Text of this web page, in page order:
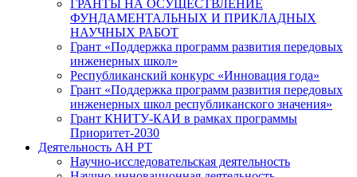
ГРАНТЫ НА ОСУЩЕСТВЛЕНИЕ
ФУНДАМЕНТАЛЬНЫХ И ПРИКЛАДНЫХ
НАУЧНЫХ РАБОТ
Грант «Поддержка программ развития передовых
инженерных школ»
Республиканский конкурс «Инновация года»
Грант «Поддержка программ развития передовых
инженерных школ республиканского значения»
Грант КНИТУ-КАИ в рамках программы
Приоритет-2030
Деятельность АН РТ
Научно-исследовательская деятельность